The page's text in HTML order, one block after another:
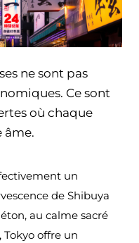
ne sont pas
Ce sont
où chaque
âme.
un
de Shibuya
au calme sacré
offre un